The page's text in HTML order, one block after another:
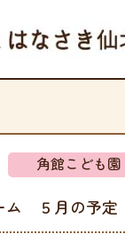
角館こども園
ム ５月の予定